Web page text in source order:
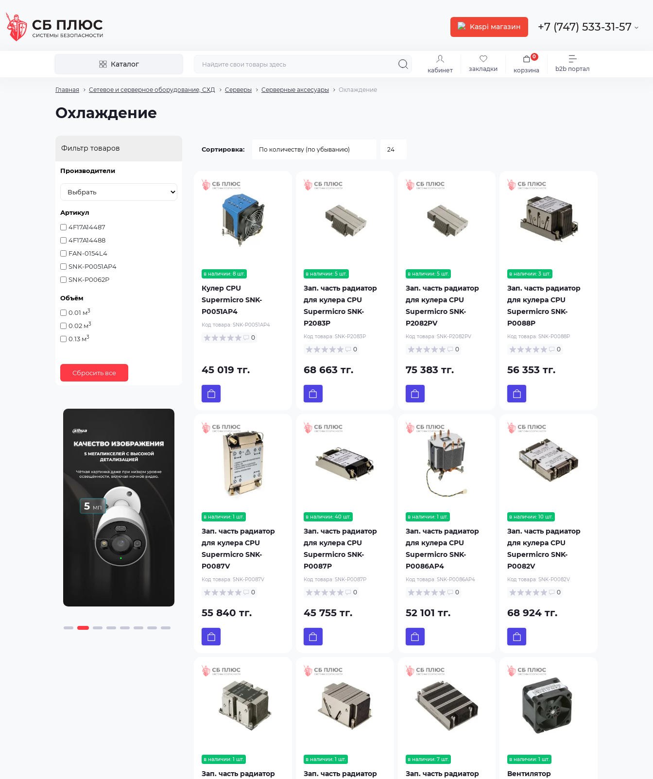
Kaspi магазин +7 (747) 533-31-57
Каталог
кабинет закладки корзина
0
b2b портал
Главная Сетевое и серверное оборудование, СХД Cерверы Серверные аксесуары Охлаждение
Охлаждение
Фильтр товаров
Производители
Артикул
4F17A14487
4F17A14488
FAN-0154L4
SNK-P0051AP4
SNK-P0062P
SNK-P0088P
Объём
0.01 м3
0.02 м3
0.13 м3
Сортировка:
в наличии: 8 шт.
Кулер CPU
Supermicro SNK-
P0051AP4
Код товара: SNK-P0051AP4
0
45 019 тг.
в наличии: 5 шт.
Зап. часть радиатор
для кулера CPU
Supermicro SNK-
P2083P
Код товара: SNK-P2083P
0
68 663 тг.
в наличии: 5 шт.
Зап. часть радиатор
для кулера CPU
Supermicro SNK-
P2082PV
Код товара: SNK-P2082PV
0
75 383 тг.
в наличии: 3 шт.
Зап. часть радиатор
для кулера CPU
Supermicro SNK-
P0088P
Код товара:SNK-P0088P
0
56 353 тг.
в наличии: 1 шт.
Зап. часть радиатор
для кулера CPU
Supermicro SNK-
P0087V
Код товара: SNK-P0087V
0
55 840 тг.
в наличии: 40 шт.
Зап. часть радиатор
для кулера CPU
Supermicro SNK-
P0087P
Код товара: SNK-P0087P
0
45 755 тг.
в наличии: 1 шт.
Зап. часть радиатор
для кулера CPU
Supermicro SNK-
P0086AP4
Код товара: SNK-P0086AP4
0
52 101 тг.
в наличии: 10 шт.
Зап. часть радиатор
для кулера CPU
Supermicro SNK-
P0082V
Код товара:SNK-P0082V
0
68 924 тг.
в наличии: 1 шт.
Зап. часть радиатор
в наличии: 1 шт.
Зап. часть радиатор
в наличии: 7 шт.
Зап. часть радиатор
в наличии: 1 шт.
Вентилятор